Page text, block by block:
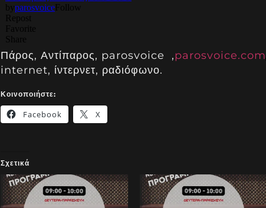
Πάρος, Αντίπαρος, parosvoice ,parosvoice.com
internet, ίντερνετ, ραδιόφωνο.
Κοινοποιήστε:
Facebook X
Σχετικά